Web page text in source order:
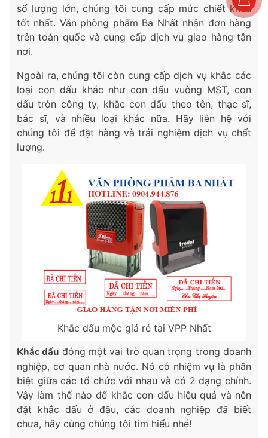
số lượng lớn, chúng tôi cung cấp mức chiết khấu
tốt nhất. Văn phòng phẩm Ba Nhất nhận đơn hàng
trên toàn quốc và cung cấp dịch vụ giao hàng tận
nơi.
Ngoài ra, chúng tôi còn cung cấp dịch vụ khắc các
loại con dấu khác như con dấu vuông MST, con
dấu tròn công ty, khắc con dấu theo tên, thạc sĩ,
bác sĩ, và nhiều loại khác nữa. Hãy liên hệ với
chúng tôi để đặt hàng và trải nghiệm dịch vụ chất
lượng.
Khắc dấu mộc giá rẻ tại VPP Nhất
Khắc dấu đóng một vai trò quan trọng trong doanh
nghiệp, cơ quan nhà nước. Nó có nhiệm vụ là phân
biệt giữa các tổ chức với nhau và có 2 dạng chính.
Vậy làm thế nào để khắc con dấu hiệu quả và nên
đặt khắc dấu ở đâu, các doanh nghiệp đã biết
chưa, hãy cùng chúng tôi tìm hiểu nhé!